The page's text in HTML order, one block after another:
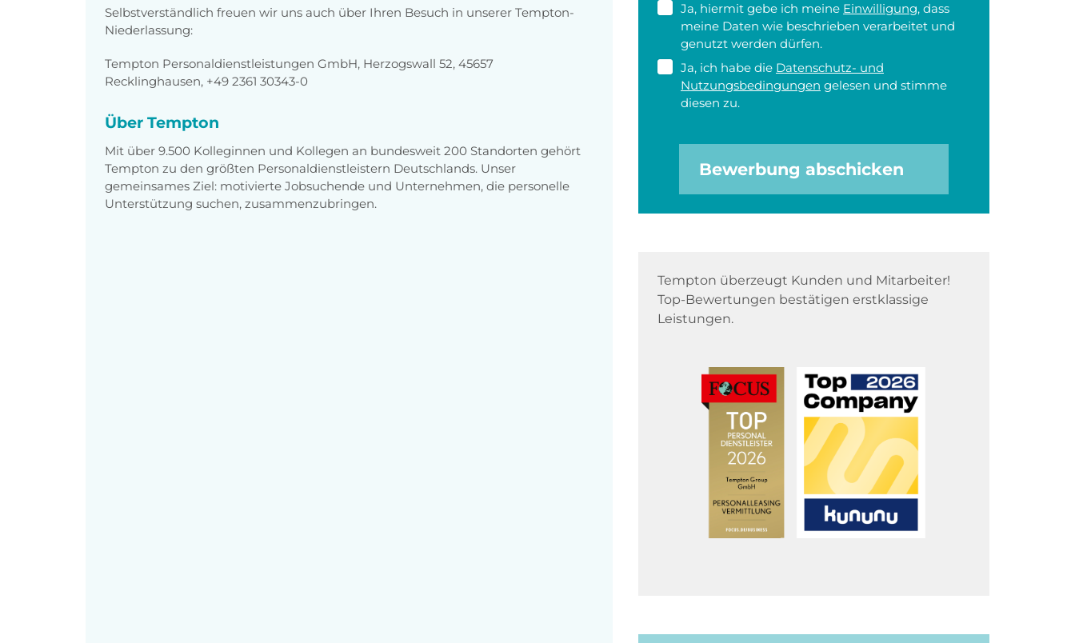
Selbstverständlich freuen wir uns auch über Ihren Besuch in unserer Tempton-
Niederlassung:
Tempton Personaldienstleistungen GmbH, Herzogswall 52, 45657
Recklinghausen, +49 2361 30343-0
Über Tempton
Mit über 9.500 Kolleginnen und Kollegen an bundesweit 200 Standorten gehört
Tempton zu den größten Personaldienstleistern Deutschlands. Unser
gemeinsames Ziel: motivierte Jobsuchende und Unternehmen, die personelle
Unterstützung suchen, zusammenzubringen.
Ja, hiermit gebe ich meine Einwilligung, dass
meine Daten wie beschrieben verarbeitet und
genutzt werden dürfen.
Ja, ich habe die Datenschutz- und
Nutzungsbedingungen gelesen und stimme
diesen zu.
Bewerbung abschicken
Tempton überzeugt Kunden und Mitarbeiter!
Top-Bewertungen bestätigen erstklassige
Leistungen.